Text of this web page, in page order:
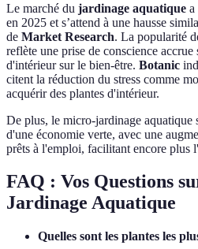
Le marché du jardinage aquatique a
en 2025 et s’attend à une hausse
de Market Research. La popularité
reflète une prise de conscience
d'intérieur sur le bien-être. Botanic
citent la réduction du stress comme
acquérir des plantes d'intérieur.
De plus, le micro-jardinage aquatique
d'une économie verte, avec une
prêts à l'emploi, facilitant encore plus
FAQ : Vos Questions
Jardinage Aquatique
Quelles sont les plantes les